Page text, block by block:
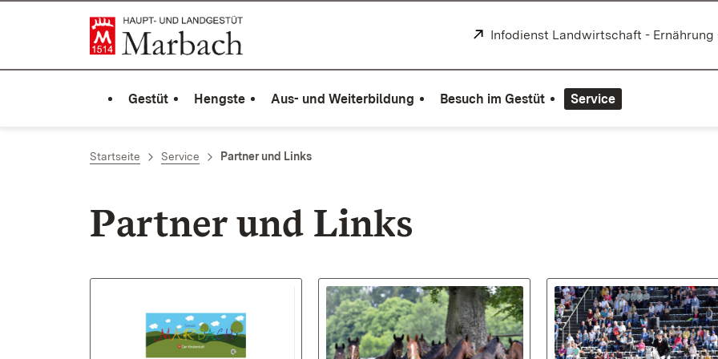
Zum Inhalt springen
Link zur Startseite
Extern:
Infodienst Landwirtschaft - Ernährung
Gestüt Hengste Aus- und Weiterbildung Besuch im Gestüt Service
Startseite Service Partner und Links
Partner und Links